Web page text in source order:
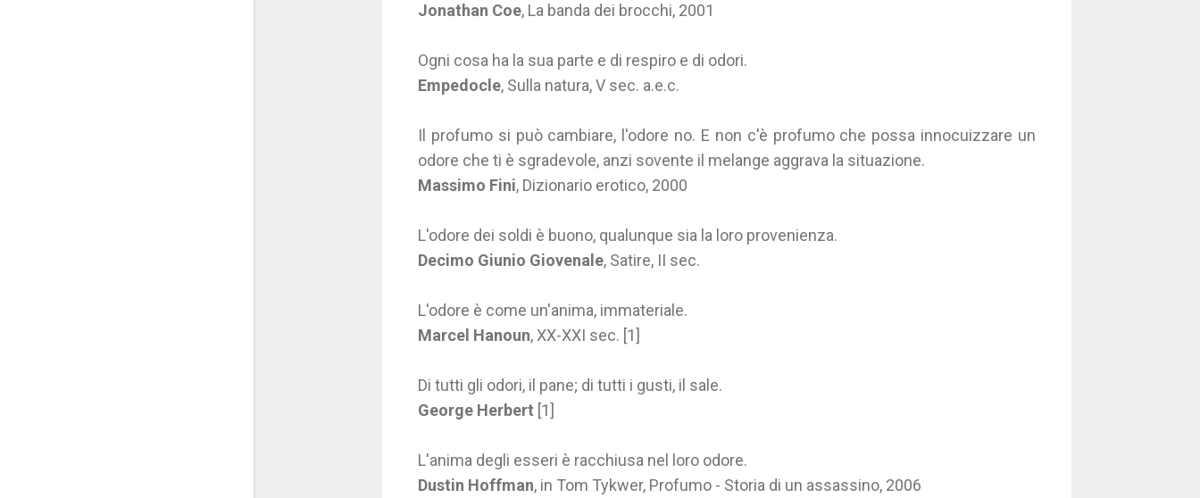
Jonathan Coe, La banda dei brocchi, 2001
Ogni cosa ha la sua parte e di respiro e di odori.
Empedocle, Sulla natura, V sec. a.e.c.
Il profumo si può cambiare, l'odore no. E non c'è profumo che possa innocuizzare un
odore che ti è sgradevole, anzi sovente il melange aggrava la situazione.
Massimo Fini, Dizionario erotico, 2000
L'odore dei soldi è buono, qualunque sia la loro provenienza.
Decimo Giunio Giovenale, Satire, II sec.
L'odore è come un'anima, immateriale.
Marcel Hanoun, XX-XXI sec. [1]
Di tutti gli odori, il pane; di tutti i gusti, il sale.
George Herbert [1]
L'anima degli esseri è racchiusa nel loro odore.
Dustin Hoffman, in Tom Tykwer, Profumo - Storia di un assassino, 2006